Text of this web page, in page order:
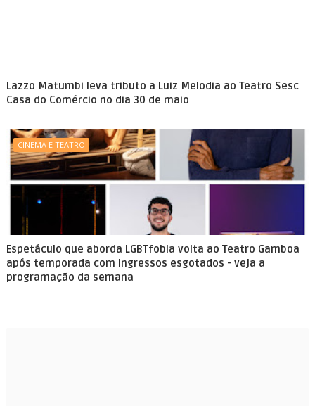
Lazzo Matumbi leva tributo a Luiz Melodia ao Teatro Sesc
Casa do Comércio no dia 30 de maio
CINEMA E TEATRO
Espetáculo que aborda LGBTfobia volta ao Teatro Gamboa
após temporada com ingressos esgotados - veja a
programação da semana